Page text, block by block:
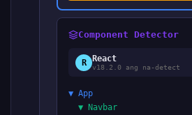
Component Detector
R React
v18.2.0 ang na-detect
▼ App
▼ Navbar